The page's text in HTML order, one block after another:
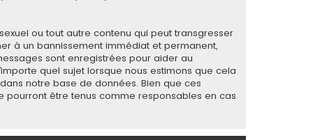
ou tout autre contenu qui peut transgresser
à un bannissement immédiat et permanent,
sont enregistrées pour aider au
quel sujet lorsque nous estimons que cela
notre base de données. Bien que ces
pourront être tenus comme responsables en cas